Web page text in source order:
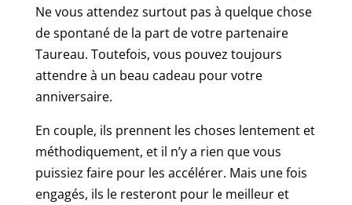
Ne vous attendez surtout pas à quelque chose
de spontané de la part de votre partenaire
Taureau. Toutefois, vous pouvez toujours
attendre à un beau cadeau pour votre
anniversaire.
En couple, ils prennent les choses lentement et
méthodiquement, et il n’y a rien que vous
puissiez faire pour les accélérer. Mais une fois
engagés, ils le resteront pour le meilleur et